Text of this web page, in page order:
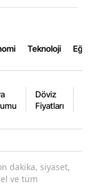
Teknoloji
Döviz
Fiyatları
dakika, siyaset,
ve tüm